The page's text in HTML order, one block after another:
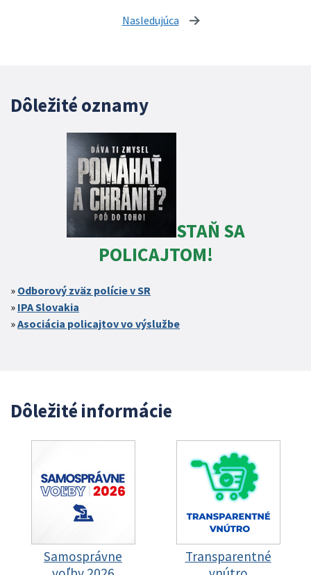
Nasledujúca stránka
Dôležité oznamy
STAŇ SA
POLICAJTOM!
Odborový zväz polície v SR
IPA Slovakia
Asociácia policajtov vo výslužbe
Dôležité informácie
Samosprávne
Transparentné